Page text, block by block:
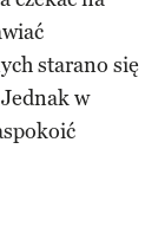
starano się
w